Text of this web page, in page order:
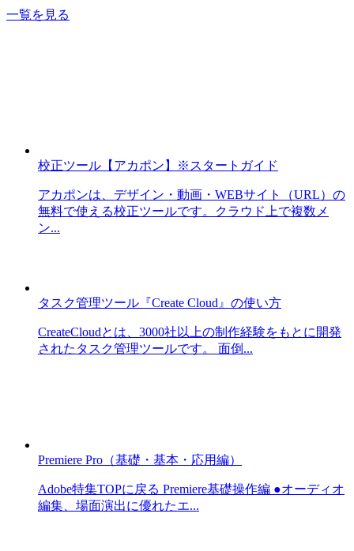
一覧を見る
校正ツール【アカポン】※スタートガイド
アカポンは、デザイン・動画・WEBサイト（URL）の
無料で使える校正ツールです。クラウド上で複数メ
ン...
タスク管理ツール『Create Cloud』の使い方
CreateCloudとは、3000社以上の制作経験をもとに開発
されたタスク管理ツールです。 面倒...
Premiere Pro（基礎・基本・応用編）
Adobe特集TOPに戻る Premiere基礎操作編 ●オーディオ
編集、場面演出に優れたエ...